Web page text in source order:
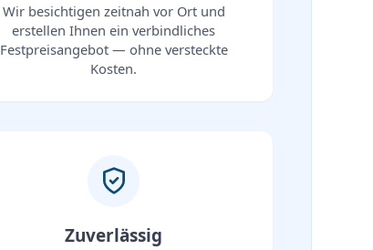
Wir besichtigen zeitnah vor Ort und
erstellen Ihnen ein verbindliches
Festpreisangebot — ohne versteckte
Kosten.
Zuverlässig